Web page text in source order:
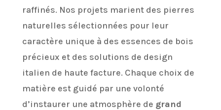
raffinés. Nos projets marient des pierres
naturelles sélectionnées pour leur
caractère unique à des essences de bois
précieux et des solutions de design
italien de haute facture. Chaque choix de
matière est guidé par une volonté
d’instaurer une atmosphère de grand